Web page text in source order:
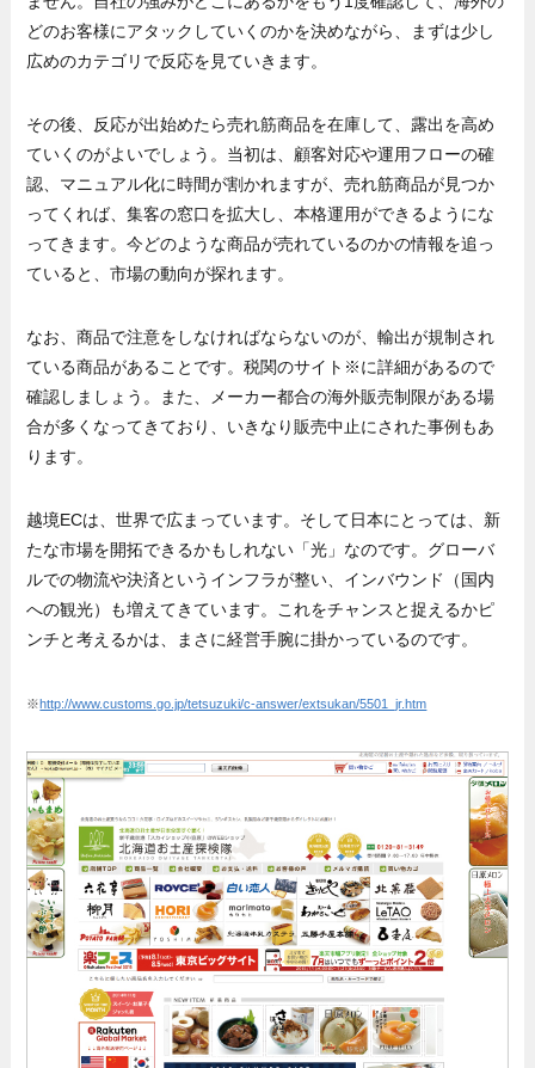
どのお客様にアタックしていくのかを決めながら、まずは少し
広めのカテゴリで反応を見ていきます。
その後、反応が出始めたら売れ筋商品を在庫して、露出を高め
ていくのがよいでしょう。当初は、顧客対応や運用フローの確
認、マニュアル化に時間が割かれますが、売れ筋商品が見つか
ってくれば、集客の窓口を拡大し、本格運用ができるようにな
ってきます。今どのような商品が売れているのかの情報を追っ
ていると、市場の動向が探れます。
なお、商品で注意をしなければならないのが、輸出が規制され
ている商品があることです。税関のサイト※に詳細があるので
確認しましょう。また、メーカー都合の海外販売制限がある場
合が多くなってきており、いきなり販売中止にされた事例もあ
ります。
越境ECは、世界で広まっています。そして日本にとっては、新
たな市場を開拓できるかもしれない「光」なのです。グローバ
ルでの物流や決済というインフラが整い、インバウンド（国内
への観光）も増えてきています。これをチャンスと捉えるかピ
ンチと考えるかは、まさに経営手腕に掛かっているのです。
※http://www.customs.go.jp/tetsuzuki/c-answer/extsukan/5501_jr.htm